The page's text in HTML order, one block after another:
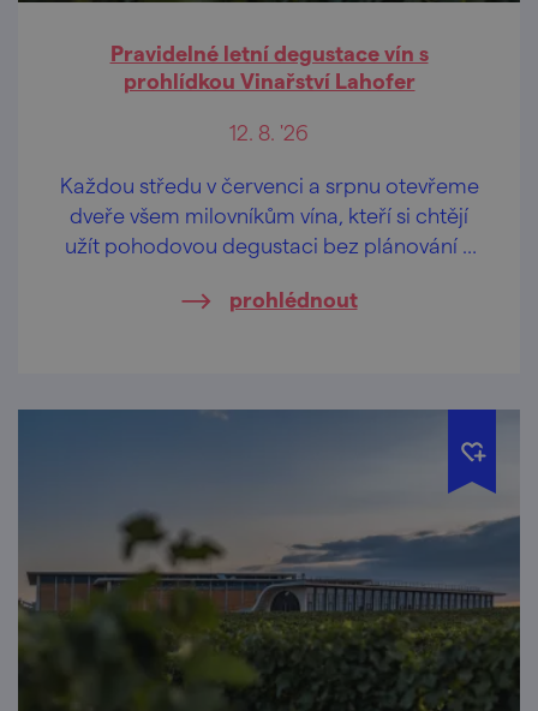
Pravidelné letní degustace vín s
prohlídkou Vinařství Lahofer
12. 8. '26
Každou středu v červenci a srpnu otevřeme
dveře všem milovníkům vína, kteří si chtějí
užít pohodovou degustaci bez plánování a
prohlédnout